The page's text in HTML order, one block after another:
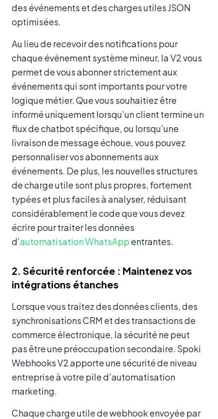
des événements et des charges utiles JSON
optimisées.
Au lieu de recevoir des notifications pour
chaque événement système mineur, la V2 vous
permet de vous abonner strictement aux
événements qui sont importants pour votre
logique métier. Que vous souhaitiez être
informé uniquement lorsqu’un client termine un
flux de chatbot spécifique, ou lorsqu’une
livraison de message échoue, vous pouvez
personnaliser vos abonnements aux
événements. De plus, les nouvelles structures
de charge utile sont plus propres, fortement
typées et plus faciles à analyser, réduisant
considérablement le code que vous devez
écrire pour traiter les données
d’automatisation WhatsApp entrantes.
2. Sécurité renforcée : Maintenez vos
intégrations étanches
Lorsque vous traitez des données clients, des
synchronisations CRM et des transactions de
commerce électronique, la sécurité ne peut
pas être une préoccupation secondaire. Spoki
Webhooks V2 apporte une sécurité de niveau
entreprise à votre pile d’automatisation
marketing.
Chaque charge utile de webhook envoyée par